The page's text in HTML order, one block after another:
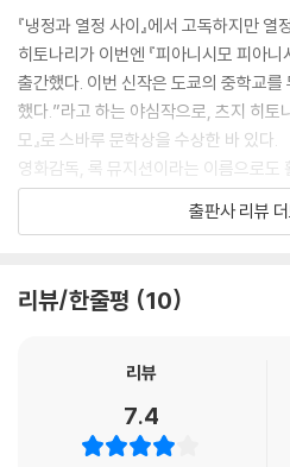
도오루에게는 아직 알지 못하는 것이
하는지, 무엇이 남자와 여자의 차이인
만 알지 못하는 것 너머에 확실한 것이
게 흔들림 없는 것. 도오루는 오직 그것
해 나아갔다.
『냉정과 열정 사이』에서 고독하지만
히토나리가 이번엔 『피아니시모 피아
출간했다. 이번 신작은 도쿄의 중학교
했다.”라고 하는 야심작으로, 츠지 히토
모』로 스바루 문학상을 수상한 바 있다.
영화감독, 록 뮤지션이라는 이름으로도
국에서는 ‘연애소설을 잘 쓰는 작가’로
으로 첨예한 이슈들에 대해 적극적으로
리의 소설에는 현실사회에 대한 통찰이
『피아니시모 피아니시모』에는 외톨이
의 달콤한 풍요 속에 자리 잡은 공허감을
면, 테러나 집단 자살 등 미래가 보이지
출판사 리뷰
리뷰/한줄평 10
리뷰
7.4